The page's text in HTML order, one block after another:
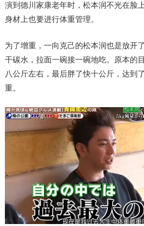
演到德川家康老年时，松本润不光在脸
身材上也要进行体重管理。
为了增重，一向克己的松本润也是放开
干碳水，拉面一碗接一碗地吃。原本的
八公斤左右，最后胖了快十公斤，达到
重。